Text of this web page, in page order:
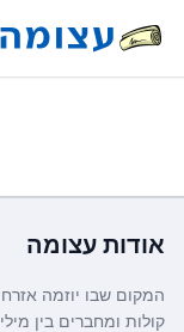
אודות עצומה
המקום שבו יוזמה
קולות ומחברים בין